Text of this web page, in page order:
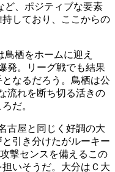
ど、ポジティブな要素
しており、ここからの
栖をホームに迎え
発。リーグ戦でも結果
なるだろう。鳥栖は公
流れを断ち切る活きの
だ。
古屋と同じく好調の大
引き分けたがルーキー
撃センスを備えるこの
いそうだ。大分はＣ大